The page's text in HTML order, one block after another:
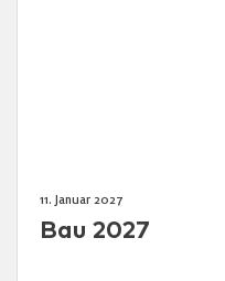
11. Januar 2027
Bau 2027